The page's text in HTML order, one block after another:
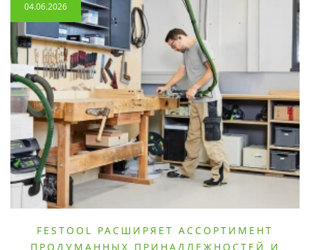
04.06.2026
FESTOOL РАСШИРЯЕТ АССОРТИМЕНТ
ПРОДУМАННЫХ ПРИНАДЛЕЖНОСТЕЙ И